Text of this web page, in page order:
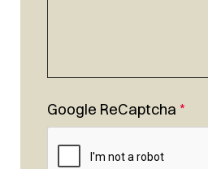
Google ReCaptcha *